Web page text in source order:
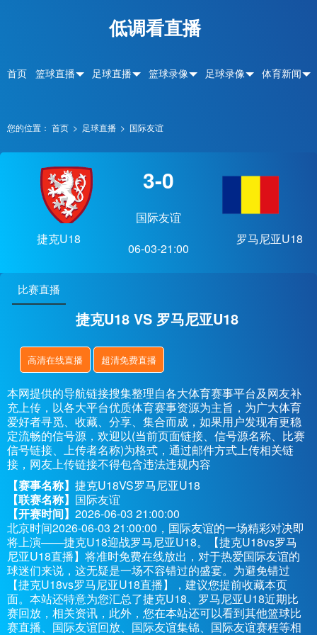
低调看直播
首页 篮球直播 足球直播 篮球录像 足球录像 体育新闻
您的位置： 首页 > 足球直播 > 国际友谊
捷克U18
3-0
国际友谊
06-03-21:00
罗马尼亚U18
比赛直播
捷克U18 VS 罗马尼亚U18
高清在线直播 超清免费直播
本网提供的导航链接搜集整理自各大体育赛事平台及网友补
充上传，以各大平台优质体育赛事资源为主旨，为广大体育
爱好者寻觅、收藏、分享、集合而成，如果用户发现有更稳
定流畅的信号源，欢迎以(当前页面链接、信号源名称、比赛
信号链接、上传者名称)为格式，通过邮件方式上传相关链
接，网友上传链接不得包含违法违规内容
【赛事名称】 捷克U18VS罗马尼亚U18
【联赛名称】 国际友谊
【开赛时间】 2026-06-03 21:00:00
北京时间2026-06-03 21:00:00，国际友谊的一场精彩对决即
将上演——捷克U18迎战罗马尼亚U18。【捷克U18vs罗马
尼亚U18直播】将准时免费在线放出，对于热爱国际友谊的
球迷们来说，这无疑是一场不容错过的盛宴。为避免错过
【捷克U18vs罗马尼亚U18直播】，建议您提前收藏本页
面。本站还特意为您汇总了捷克U18、罗马尼亚U18近期比
赛回放，相关资讯，此外，您在本站还可以看到其他篮球比
赛直播、国际友谊回放、国际友谊集锦、国际友谊赛程等相